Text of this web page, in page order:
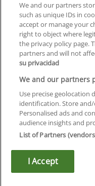
We and our partners
such as unique IDs in
accept or manage your
right to object where
the privacy policy page.
partners and will not
su privacidad
We and our partners
Use precise geolocation
identification. Store
Personalised ads and
audience insights and
List of Partners
I Accept